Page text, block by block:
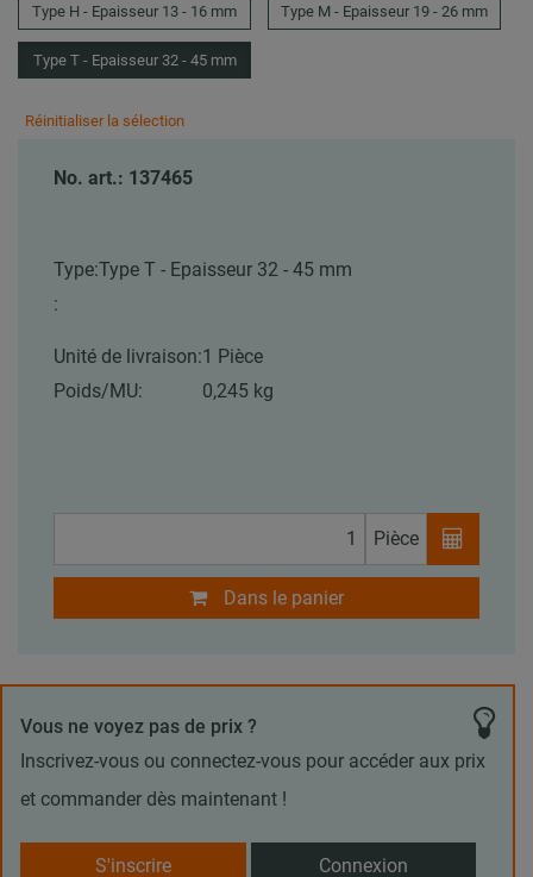
Type H - Epaisseur 13 - 16 mm Type M - Epaisseur 19 - 26 mm
Type T - Epaisseur 32 - 45 mm
Réinitialiser la sélection
No. art.: 137465
Type:Type T - Epaisseur 32 - 45 mm
:
Unité de livraison:1 Pièce
Poids/MU:
0,245 kg
Pièce
Dans le panier
Vous ne voyez pas de prix ?
Inscrivez-vous ou connectez-vous pour accéder aux prix
et commander dès maintenant !
S'inscrire Connexion